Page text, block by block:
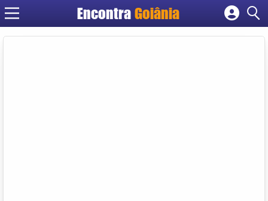
Encontra Goiânia
Cadastrar empresa